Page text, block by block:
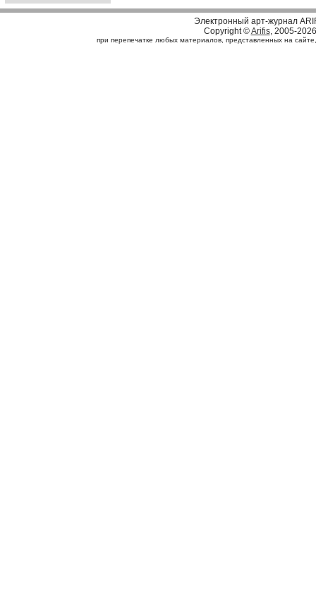
Электронный арт-журнал
Copyright ©Arifis, 2005-2026
при перепечатке любых материалов, представленных на